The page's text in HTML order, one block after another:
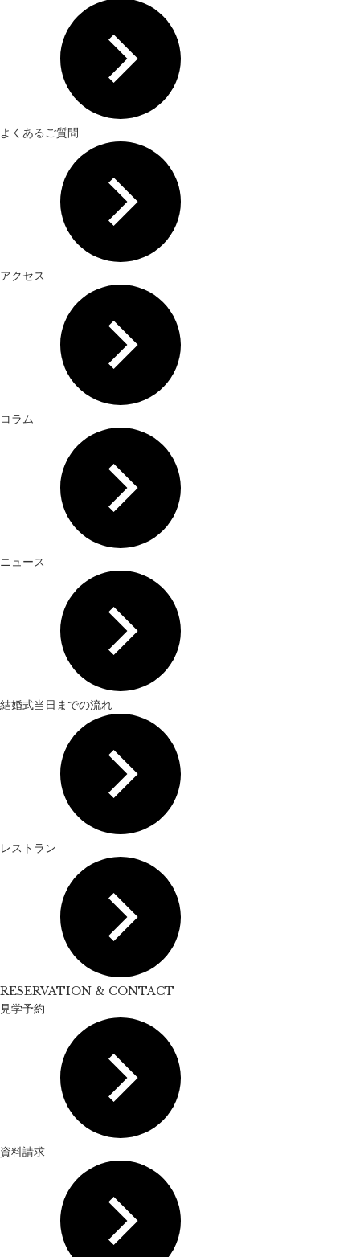
よくあるご質問
アクセス
コラム
ニュース
結婚式当日までの流れ
レストラン
RESERVATION & CONTACT
見学予約
資料請求